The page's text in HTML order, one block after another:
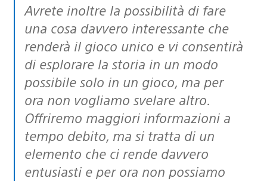
Avrete inoltre la possibilità di fare
una cosa davvero interessante che
renderà il gioco unico e vi consentirà
di esplorare la storia in un modo
possibile solo in un gioco, ma per
ora non vogliamo svelare altro.
Offriremo maggiori informazioni a
tempo debito, ma si tratta di un
elemento che ci rende davvero
entusiasti e per ora non possiamo